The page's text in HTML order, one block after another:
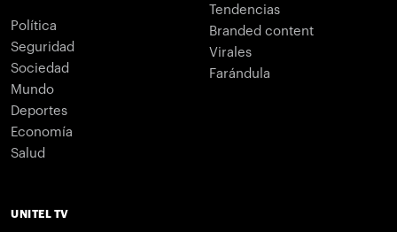
Política
Seguridad
Sociedad
Mundo
Deportes
Economía
Salud
Tendencias
Branded content
Virales
Farándula
UNITEL TV